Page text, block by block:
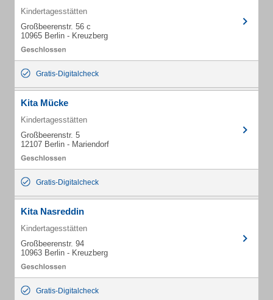
Kindertagesstätten
Großbeerenstr. 56 c
10965 Berlin - Kreuzberg
Gratis-Digitalcheck
Kita Mücke
Kindertagesstätten
Großbeerenstr. 5
12107 Berlin - Mariendorf
Gratis-Digitalcheck
Kita Nasreddin
Kindertagesstätten
Großbeerenstr. 94
10963 Berlin - Kreuzberg
Gratis-Digitalcheck